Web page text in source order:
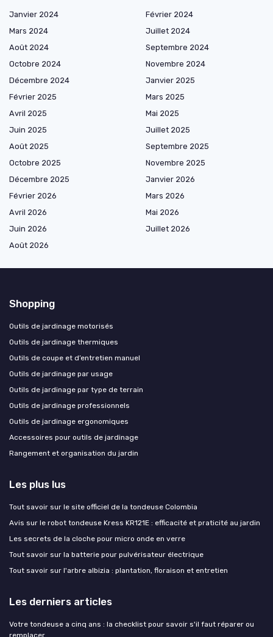
Janvier 2024
Février 2024
Mars 2024
Juillet 2024
Août 2024
Septembre 2024
Octobre 2024
Novembre 2024
Décembre 2024
Janvier 2025
Février 2025
Mars 2025
Avril 2025
Mai 2025
Juin 2025
Juillet 2025
Août 2025
Septembre 2025
Octobre 2025
Novembre 2025
Décembre 2025
Janvier 2026
Février 2026
Mars 2026
Avril 2026
Mai 2026
Juin 2026
Juillet 2026
Août 2026
Shopping
Outils de jardinage motorisés
Outils de jardinage thermiques
Outils de coupe et d’entretien manuel
Outils de jardinage par usage
Outils de jardinage par type de terrain
Outils de jardinage professionnels
Outils de jardinage ergonomiques
Accessoires pour outils de jardinage
Rangement et organisation du jardin
Les plus lus
Tout savoir sur le site officiel de la tondeuse Colombia
Avis sur le robot tondeuse Kress KR121E : efficacité et praticité au jardin
Les secrets de la cloche pour micro onde en verre
Tout savoir sur la batterie pour pulvérisateur électrique
Tout savoir sur l'arbre albizia : plantation, floraison et entretien
Les derniers articles
Votre tondeuse a cinq ans : la checklist pour savoir s'il faut réparer ou